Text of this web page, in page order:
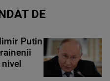
DE
Putin